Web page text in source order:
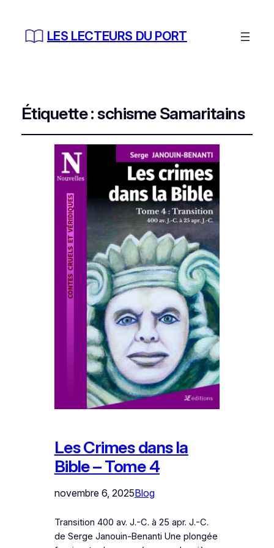
LES LECTEURS DU PORT
Étiquette :schisme Samaritains
Les Crimes dans la
Bible – Tome 4
novembre 6, 2025Blog
Transition 400 av. J.-C. à 25 apr. J.-C.
de Serge Janouin-Benanti Une plongée